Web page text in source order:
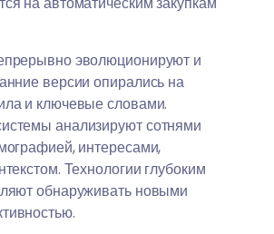
эволюционируют и
версии опирались на
и ключевые словами.
анализируют сотнями
интересами,
Технологии глубоким
обнаруживать новыми